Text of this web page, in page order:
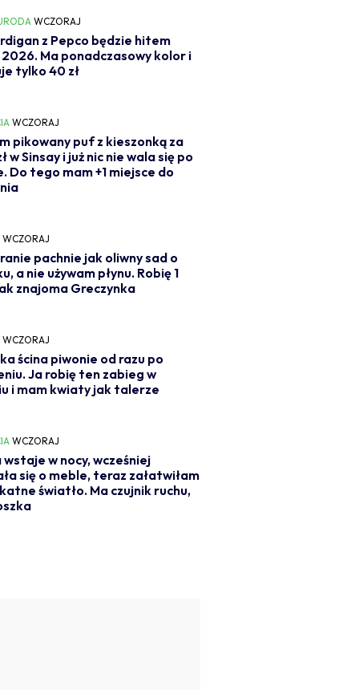
WCZORAJ
z Pepco będzie hitem
Ma ponadczasowy kolor i
tylko 40 zł
WCZORAJ
pikowany puf z kieszonką za
w Sinsay i już nic nie wala się po
Do tego mam +1 miejsce do
WCZORAJ
pachnie jak oliwny sad o
a nie używam płynu. Robię 1
znajoma Greczynka
WCZORAJ
ścina piwonie od razu po
Ja robię ten zabieg w
i mam kwiaty jak talerze
WCZORAJ
wstaje w nocy, wcześniej
się o meble, teraz załatwiłam
światło. Ma czujnik ruchu,